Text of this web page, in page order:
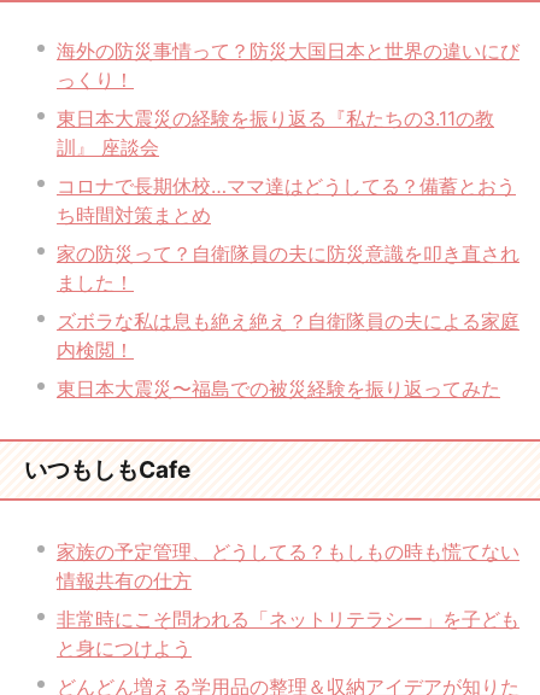
海外の防災事情って？防災大国日本と世界の違いにび
っくり！
東日本大震災の経験を振り返る『私たちの3.11の教
訓』 座談会
コロナで長期休校…ママ達はどうしてる？備蓄とおう
ち時間対策まとめ
家の防災って？自衛隊員の夫に防災意識を叩き直され
ました！
ズボラな私は息も絶え絶え？自衛隊員の夫による家庭
内検閲！
東日本大震災〜福島での被災経験を振り返ってみた
いつもしもCafe
家族の予定管理、どうしてる？もしもの時も慌てない
情報共有の仕方
非常時にこそ問われる「ネットリテラシー」を子ども
と身につけよう
どんどん増える学用品の整理＆収納アイデアが知りた